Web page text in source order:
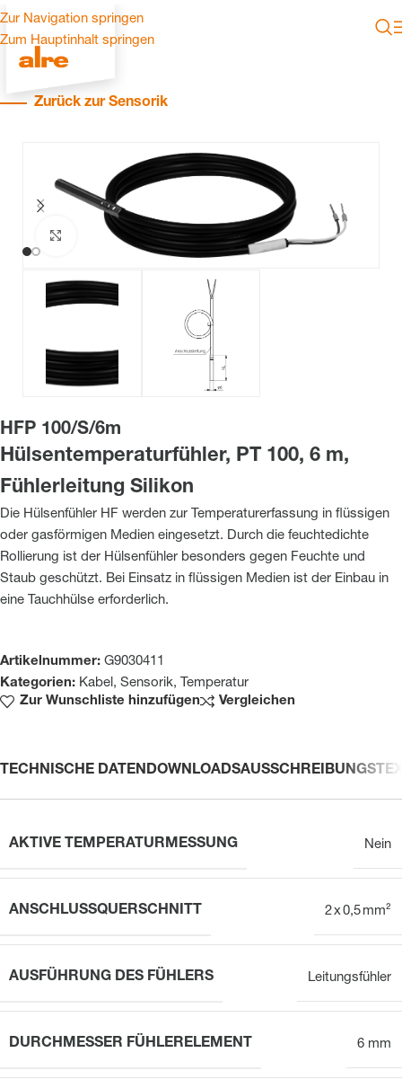
Zur Navigation springen
Zum Hauptinhalt springen
Zurück zur Sensorik
HFP 100/S/6m
Hülsentemperaturfühler, PT 100, 6 m,
Fühlerleitung Silikon
Die Hülsenfühler HF werden zur Temperaturerfassung in flüssigen
oder gasförmigen Medien eingesetzt. Durch die feuchtedichte
Rollierung ist der Hülsenfühler besonders gegen Feuchte und
Staub geschützt. Bei Einsatz in flüssigen Medien ist der Einbau in
eine Tauchhülse erforderlich.
Artikelnummer: G9030411
Kategorien: Kabel , Sensorik, Temperatur
Zur Wunschliste hinzufügen
Vergleichen
Zum Vergrößern klicken
TECHNISCHE DATENDOWNLOADS
AKTIVE TEMPERATURMESSUNG Nein
ANSCHLUSSQUERSCHNITT 2 x 0,5 mm²
AUSFÜHRUNG DES FÜHLERS Leitungsfühler
DURCHMESSER FÜHLERELEMENT 6 mm